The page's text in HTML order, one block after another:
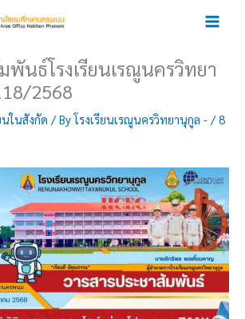
พันธ์โรงเรียนเรณูนครวิทยา
2568
นในสังกัด / Byโรงเรียนเรณูนครวิทยานุกูล - /8